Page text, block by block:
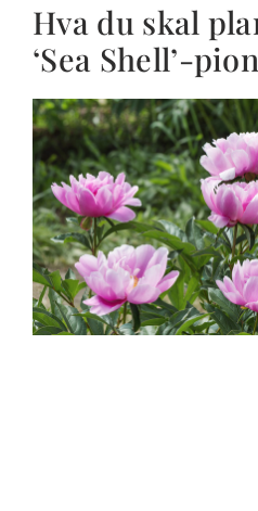
Hva du skal
‘Sea Shell’-pion